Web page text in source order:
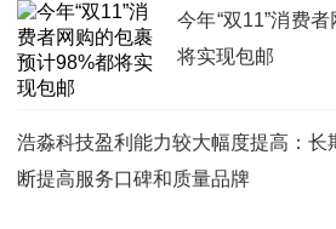
今年“双11”消费
将实现包邮
浩淼科技盈利能力较大幅度提高：长
断提高服务口碑和质量品牌